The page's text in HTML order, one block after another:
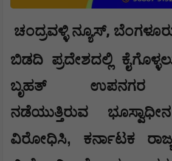
ಚಂದ್ರವಳ್ಳಿ ನ್ಯೂಸ್,
ಬಿಡದಿ ಪ್ರದೇಶದಲ್ಲಿ
ಬೃಹತ್ ಉಪನಗರ
ನಡೆಯುತ್ತಿರುವ
ವಿರೋಧಿಸಿ, ಕರ್ನಾಟಕ